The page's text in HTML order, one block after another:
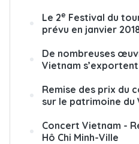
Le 2e Festival du
prévu en janvier
De nombreuses
Vietnam
Remise des prix du
sur le patrimoine du
Concert Vietnam -
Hô Chi Minh-Ville